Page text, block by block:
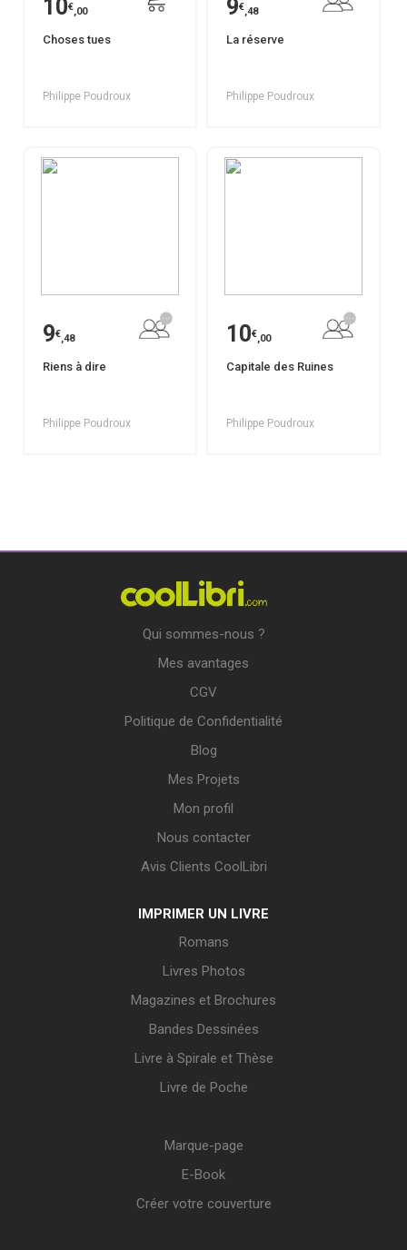
10€,00
Choses tues
Philippe Poudroux
9€,48
La réserve
Philippe Poudroux
9€,48
Riens à dire
Philippe Poudroux
10€,00
Capitale des Ruines
Philippe Poudroux
Qui sommes-nous ?
Mes avantages
CGV
Politique de Confidentialité
Blog
Mes Projets
Mon profil
Nous contacter
Avis Clients CoolLibri
IMPRIMER UN LIVRE
Romans
Livres Photos
Magazines et Brochures
Bandes Dessinées
Livre à Spirale et Thèse
Livre de Poche
Marque-page
E-Book
Créer votre couverture